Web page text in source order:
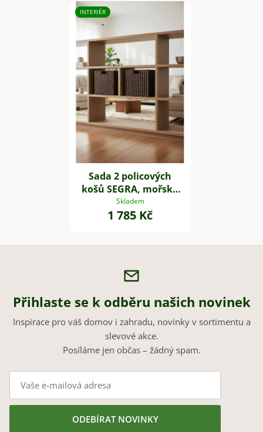
INTERIÉR
Sada 2 policových
košů SEGRA, mořská
tráva, 33x33x33 cm,
hnědá
Skladem
1 785 Kč
Přihlaste se k odběru našich novinek
Inspirace pro váš domov i zahradu, novinky v sortimentu a
slevové akce.
Posíláme jen občas – žádný spam.
ODEBÍRAT NOVINKY